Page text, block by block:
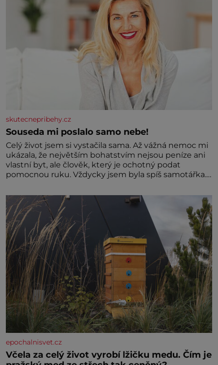
skutecnepribehy.cz
Souseda mi poslalo samo nebe!
Celý život jsem si vystačila sama. Až vážná nemoc mi
ukázala, že největším bohatstvím nejsou peníze ani
vlastní byt, ale člověk, který je ochotný podat
pomocnou ruku. Vždycky jsem byla spíš samotářka.
ani partnera. Stačily mi knihy, práce a hlavně klid.
Hned po studiích jsem odešla z rodného města,
epochalnisvet.cz
Včela za celý život vyrobí lžičku medu. Čím je